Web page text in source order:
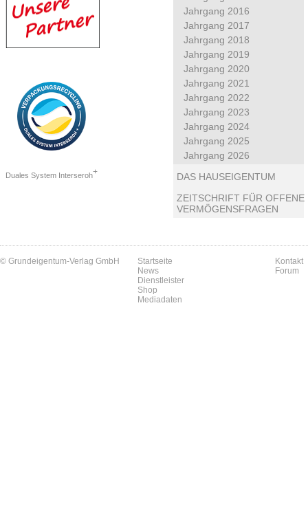
Duales System Interseroh+
Jahrgang 2016
Jahrgang 2017
Jahrgang 2018
Jahrgang 2019
Jahrgang 2020
Jahrgang 2021
Jahrgang 2022
Jahrgang 2023
Jahrgang 2024
Jahrgang 2025
Jahrgang 2026
DAS HAUSEIGENTUM
ZEITSCHRIFT FÜR OFFENE
VERMÖGENSFRAGEN
© Grundeigentum-Verlag GmbH
Startseite
News
Dienstleister
Shop
Mediadaten
Kontakt
Forum